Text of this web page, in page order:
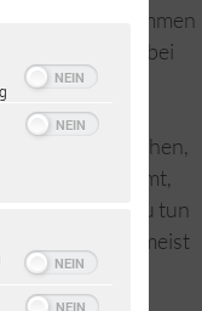
könnt ihr kommen
hören; auch bei
falsch gestochen,
bekommt,
damit zu tun
bleiben meist
an die „geile